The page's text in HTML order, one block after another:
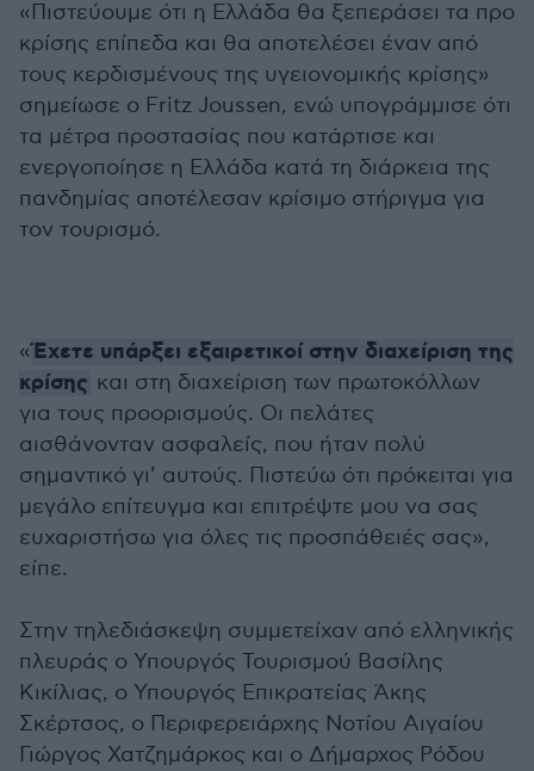
«Πιστεύουμε ότι η Ελλάδα θα ξεπεράσει τα προ
κρίσης επίπεδα και θα αποτελέσει έναν από
τους κερδισμένους της υγειονομικής κρίσης»
σημείωσε ο Fritz Joussen, ενώ υπογράμμισε ότι
τα μέτρα προστασίας που κατάρτισε και
ενεργοποίησε η Ελλάδα κατά τη διάρκεια της
πανδημίας αποτέλεσαν κρίσιμο στήριγμα για
τον τουρισμό.
«Έχετε υπάρξει εξαιρετικοί στην διαχείριση της
κρίσης και στη διαχείριση των πρωτοκόλλων
για τους προορισμούς. Οι πελάτες
αισθάνονταν ασφαλείς, που ήταν πολύ
σημαντικό γι’ αυτούς. Πιστεύω ότι πρόκειται για
μεγάλο επίτευγμα και επιτρέψτε μου να σας
ευχαριστήσω για όλες τις προσπάθειές σας»,
είπε.
Στην τηλεδιάσκεψη συμμετείχαν από ελληνικής
πλευράς ο Υπουργός Τουρισμού Βασίλης
Κικίλιας, ο Υπουργός Επικρατείας Άκης
Σκέρτσος, ο Περιφερειάρχης Νοτίου Αιγαίου
Γιώργος Χατζημάρκος και ο Δήμαρχος Ρόδου